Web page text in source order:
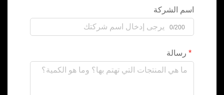
اسم الشركة
0/200
رسالة